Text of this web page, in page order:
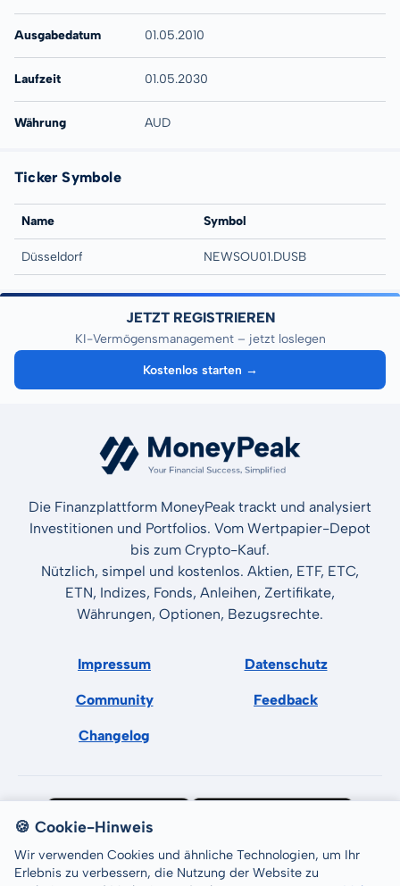
Ausgabedatum 01.05.2010
Laufzeit 01.05.2030
Währung AUD
Ticker Symbole
Name Symbol
Düsseldorf NEWSOU01.DUSB
JETZT REGISTRIEREN
KI-Vermögensmanagement – jetzt loslegen
Kostenlos starten →
Die Finanzplattform MoneyPeak trackt und analysiert
Investitionen und Portfolios. Vom Wertpapier-Depot
bis zum Crypto-Kauf.
Nützlich, simpel und kostenlos. Aktien, ETF, ETC,
ETN, Indizes, Fonds, Anleihen, Zertifikate,
Währungen, Optionen, Bezugsrechte.
Impressum Datenschutz
Community Feedback
Changelog
🍪 Cookie-Hinweis
Wir verwenden Cookies und ähnliche Technologien, um Ihr
Erlebnis zu verbessern, die Nutzung der Website zu